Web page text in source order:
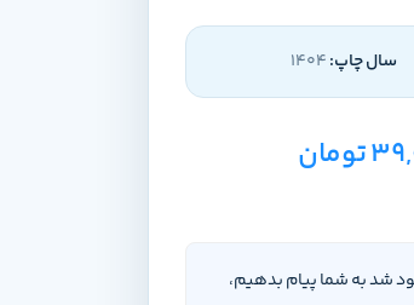
سال چاپ:
تومان
شد به شما پیام بدهیم،